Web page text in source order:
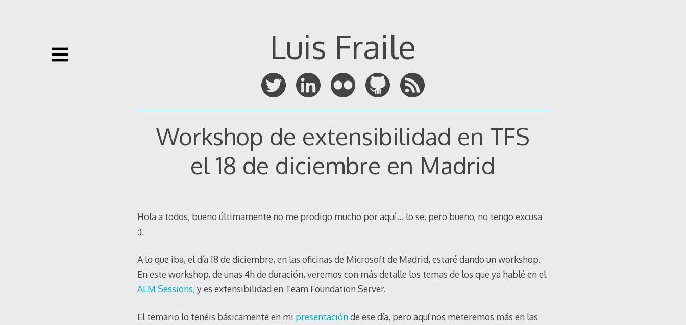
Luis Fraile
Workshop de extensibilidad en TFS
el 18 de diciembre en Madrid
Hola a todos, bueno últimamente no me prodigo mucho por aquí … lo se, pero bueno, no tengo excusa
:).
A lo que iba, el día 18 de diciembre, en las oficinas de Microsoft de Madrid, estaré dando un workshop.
En este workshop, de unas 4h de duración, veremos con más detalle los temas de los que ya hablé en el
ALM Sessions, y es extensibilidad en Team Foundation Server.
El temario lo tenéis básicamente en mi presentaciónde ese día, pero aquí nos meteremos más en las